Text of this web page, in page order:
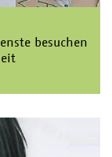
besuchen